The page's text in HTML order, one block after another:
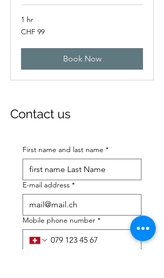
1 hr
99
Swiss
CHF 99
Book Now
Contact us
First name and last name *
E-mail address *
Mobile phone number *